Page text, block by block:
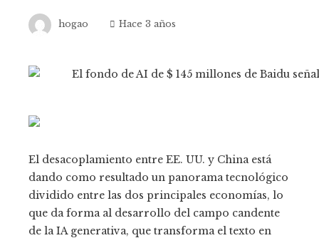
hogao Hace 3 años
El desacoplamiento entre EE. UU. y China está
dando como resultado un panorama tecnológico
dividido entre las dos principales economías, lo
que da forma al desarrollo del campo candente
de la IA generativa, que transforma el texto en